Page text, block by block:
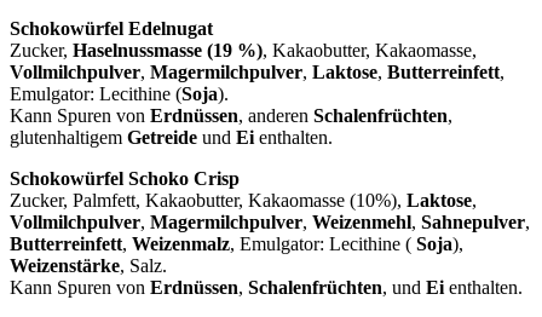
Schokowürfel Edelnugat
Zucker, Haselnussmasse (19 %), Kakaobutter, Kakaomasse,
Vollmilchpulver, Magermilchpulver, Laktose, Butterreinfett,
Emulgator: Lecithine (Soja).
Kann Spuren von Erdnüssen, anderen Schalenfrüchten,
glutenhaltigem Getreide und Ei enthalten.
Schokowürfel Schoko Crisp
Zucker, Palmfett, Kakaobutter, Kakaomasse (10%), Laktose,
Vollmilchpulver, Magermilchpulver, Weizenmehl, Sahnepulver,
Butterreinfett, Weizenmalz, Emulgator: Lecithine ( Soja),
Weizenstärke, Salz.
Kann Spuren von Erdnüssen, Schalenfrüchten, und Ei enthalten.